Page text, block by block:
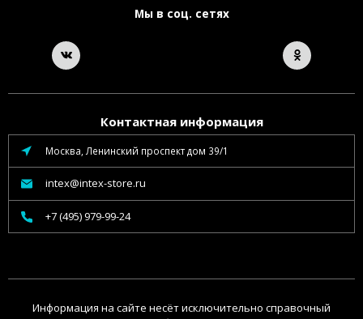
Мы в соц. сетях
Контактная информация
Москва, Ленинский проспект дом 39/1
intex@intex-store.ru
+7 (495) 979-99-24
Информация на сайте несёт исключительно справочный